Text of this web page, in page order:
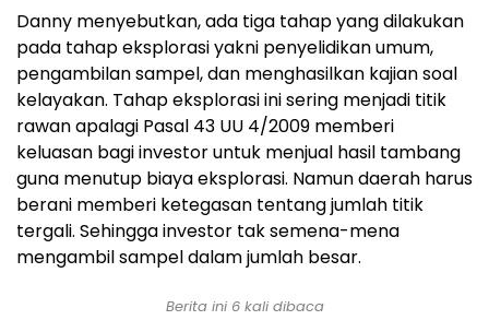
Danny menyebutkan, ada tiga tahap yang dilakukan
pada tahap eksplorasi yakni penyelidikan umum,
pengambilan sampel, dan menghasilkan kajian soal
kelayakan. Tahap eksplorasi ini sering menjadi titik
rawan apalagi Pasal 43 UU 4/2009 memberi
keluasan bagi investor untuk menjual hasil tambang
guna menutup biaya eksplorasi. Namun daerah harus
berani memberi ketegasan tentang jumlah titik
tergali. Sehingga investor tak semena-mena
mengambil sampel dalam jumlah besar.
Berita ini 6 kali dibaca